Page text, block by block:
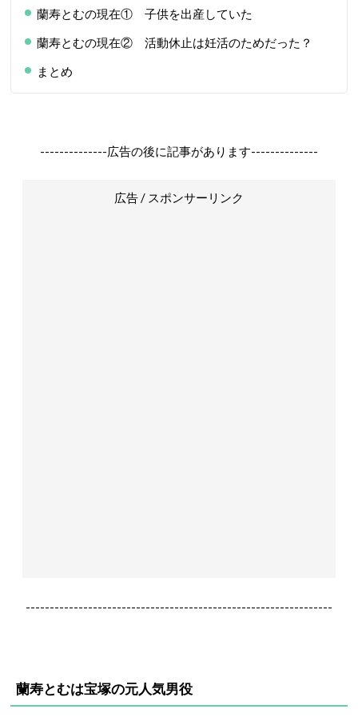
蘭寿とむの現在① 子供を出産していた
蘭寿とむの現在② 活動休止は妊活のためだった？
まとめ
--------------広告の後に記事があります--------------
広告 / スポンサーリンク
----------------------------------------------------------------
蘭寿とむは宝塚の元人気男役